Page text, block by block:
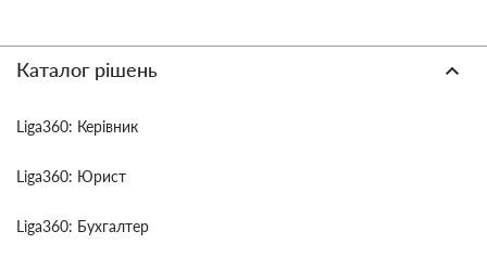
Каталог рішень
Liga360: Керівник
Liga360: Юрист
Liga360: Бухгалтер